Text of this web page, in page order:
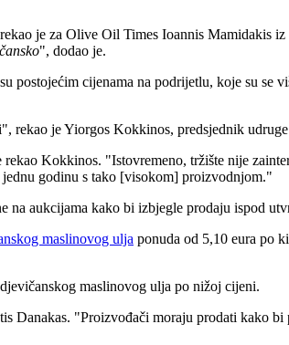
je za Olive Oil Times Ioannis Mamidakis
", dodao je.
postojećim cijenama na podrijetlu, koje su se
rekao je Yiorgos Kokkinos, predsjednik
rekao Kokkinos. "Istovremeno, tržište nije
godinu s tako [visokom] proizvodnjom."
aukcijama kako bi izbjegle prodaju ispod
maslinovog ulja ponuda od 5,10 eura po
maslinovog ulja po nižoj cijeni.
Danakas. "Proizvođači moraju prodati kako